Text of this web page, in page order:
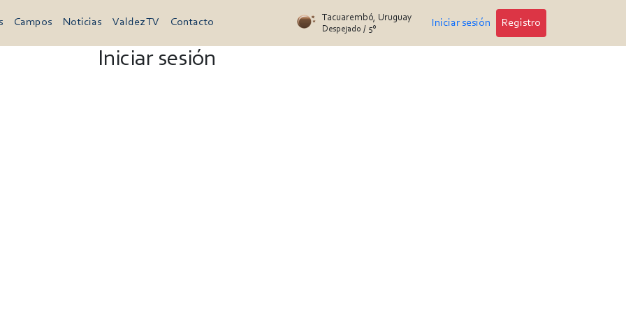
Campos Noticias Valdez TV Contacto Tacuarembó, Uruguay
Despejado / 5° Iniciar sesión Registro
Iniciar sesión